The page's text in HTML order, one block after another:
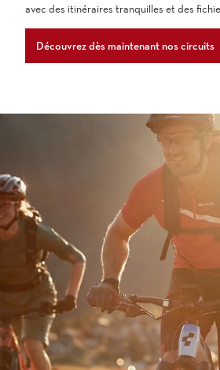
avec des itinéraires tranquilles et des
Découvrez dès maintenant nos circuits